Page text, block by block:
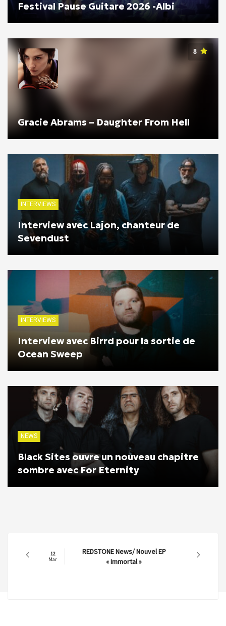
Festival Pause Guitare 2026 -Albi
8
Gracie Abrams – Daughter From Hell
INTERVIEWS
Interview avec Lajon, chanteur de
Sevendust
INTERVIEWS
Interview avec Birrd pour la sortie de
Ocean Sweep
NEWS
Black Sites ouvre un nouveau chapitre
sombre avec For Eternity
12
Mar
REDSTONE News/ Nouvel EP
« Immortal »